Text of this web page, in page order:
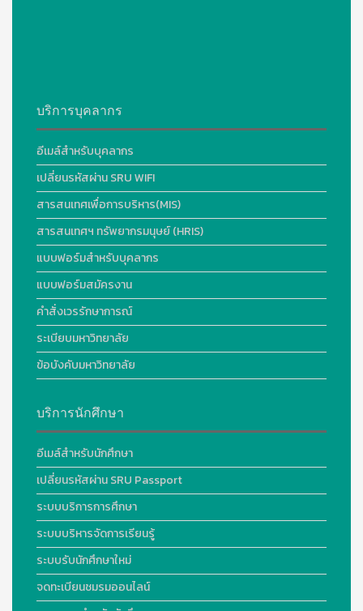
บริการบุคลากร
อีเมล์สำหรับบุคลากร
เปลี่ยนรหัสผ่าน SRU WIFI
สารสนเทศเพื่อการบริหาร(MIS)
สารสนเทศฯ ทรัพยากรมนุษย์ (HRIS)
แบบฟอร์มสำหรับบุคลากร
แบบฟอร์มสมัครงาน
คำสั่งเวรรักษาการณ์
ระเบียบมหาวิทยาลัย
ข้อบังคับมหาวิทยาลัย
บริการนักศึกษา
อีเมล์สำหรับนักศึกษา
เปลี่ยนรหัสผ่าน SRU Passport
ระบบบริการการศึกษา
ระบบบริหารจัดการเรียนรู้
ระบบรับนักศึกษาใหม่
จดทะเบียนชมรมออนไลน์